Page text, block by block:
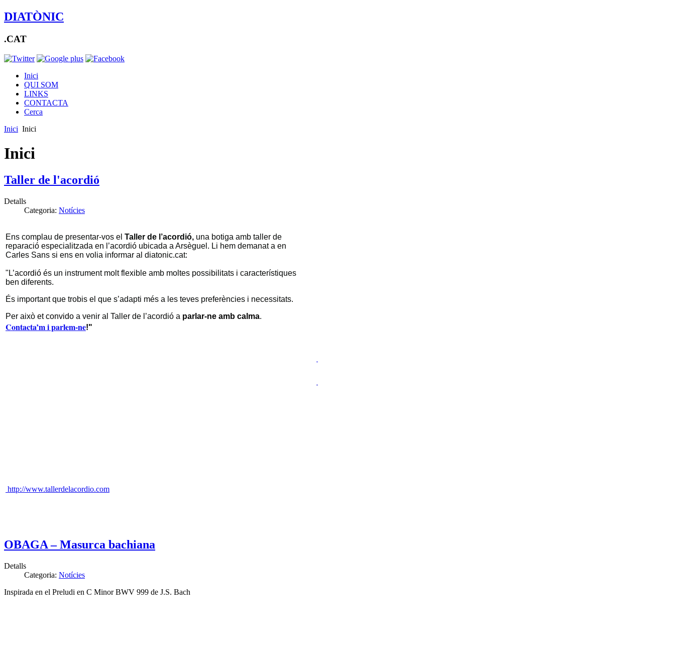
DIATÒNIC
.CAT
Inici
QUI SOM
LINKS
CONTACTA
Cerca
Inici Inici
Inici
Taller de l'acordió
Detalls
Categoria: Notícies
Ens complau de presentar-vos el Taller de l’acordió, una botiga amb taller de
reparació especialitzada en l’acordió ubicada a Arsèguel. Li hem demanat a en
Carles Sans si ens en volia informar al diatonic.cat:
"L’acordió és un instrument molt flexible amb moltes possibilitats i característiques
ben diferents.
És important que trobis el que s’adapti més a les teves preferències i necessitats.
Per això et convido a venir al Taller de l’acordió a parlar-ne amb calma.
Contacta’m i parlem-ne!"
http://www.tallerdelacordio.com
OBAGA – Masurca bachiana
Detalls
Categoria: Notícies
Inspirada en el Preludi en C Minor BWV 999 de J.S. Bach